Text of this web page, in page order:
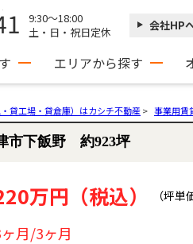
貸土地・借地・事業用地情報
9:30～18:00
土・日・祝日定休
会社HP
エリアから探す
貸工場・貸倉庫）はカシチ不動産> 事業用賃
市下飯野 約923坪
万円（税込）
月/3ヶ月